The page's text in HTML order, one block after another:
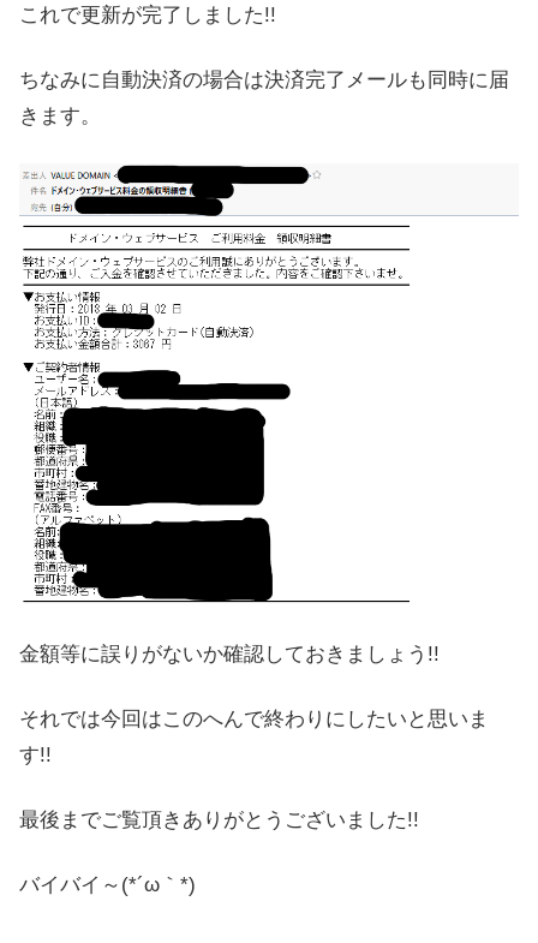
これで更新が完了しました!!
ちなみに自動決済の場合は決済完了メールも同時に届
きます。
金額等に誤りがないか確認しておきましょう!!
それでは今回はこのへんで終わりにしたいと思いま
す!!
最後までご覧頂きありがとうございました!!
バイバイ～(*´ω｀*)